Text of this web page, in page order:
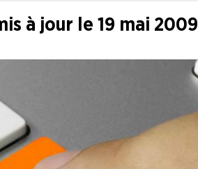
à jour le 19 mai 2009